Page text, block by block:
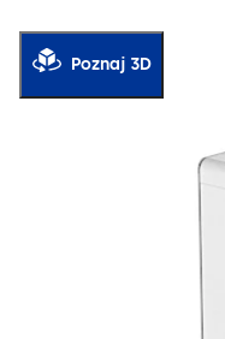
utraty
nowa technologia
uzyskanie
przypadku budynku o
Argus V60 zabiera
Poznaj 3D